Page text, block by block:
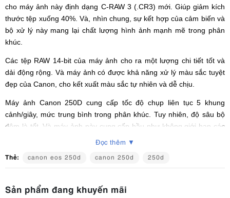
cho máy ảnh này định dạng C-RAW 3 (.CR3) mới. Giúp giảm kích
thước tệp xuống 40%. Và, nhìn chung, sự kết hợp của cảm biến và
bộ xử lý này mang lại chất lượng hình ảnh mạnh mẽ trong phân
khúc.
Các tệp RAW 14-bit của máy ảnh cho ra một lượng chi tiết tốt và
dải động rộng. Và máy ảnh có được khả năng xử lý màu sắc tuyệt
đẹp của Canon, cho kết xuất màu sắc tự nhiên và dễ chịu.
Máy ảnh Canon 250D cung cấp tốc độ chụp liên tục 5 khung
cảnh/giây, mức trung bình trong phân khúc. Tuy nhiên, độ sâu bộ
đệm là tốt. Và máy ảnh này cung cấp hầu như không giới hạn các
ảnh JPEG, 15 RAW hoặc 40 C-RAW trước khi làm chậm.
2. Chất lượng video của máy ảnh Canon
Đọc thêm ▼
Thẻ: canon eos 250d canon 250d 250d
Sản phẩm đang khuyến mãi